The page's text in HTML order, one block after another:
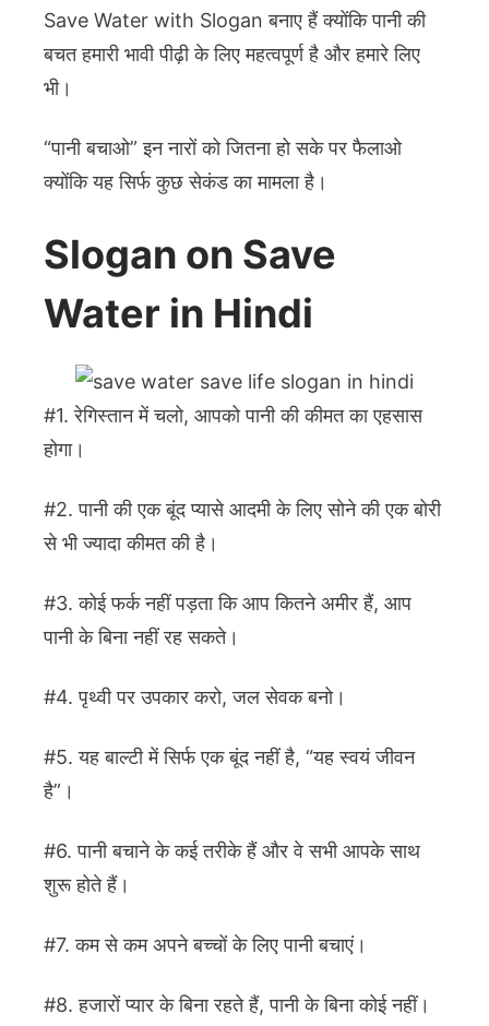
Save Water with Slogan बनाए हैं क्योंकि पानी की
बचत हमारी भावी पीढ़ी के लिए महत्वपूर्ण है और हमारे लिए
भी।
“पानी बचाओ” इन नारों को जितना हो सके पर फैलाओ
क्योंकि यह सिर्फ कुछ सेकंड का मामला है।
Slogan on Save
Water in Hindi
#1. रेगिस्तान में चलो, आपको पानी की कीमत का एहसास
होगा।
#2. पानी की एक बूंद प्यासे आदमी के लिए सोने की एक बोरी
से भी ज्यादा कीमत की है।
#3. कोई फर्क नहीं पड़ता कि आप कितने अमीर हैं, आप
पानी के बिना नहीं रह सकते।
#4. पृथ्वी पर उपकार करो, जल सेवक बनो।
#5. यह बाल्टी में सिर्फ एक बूंद नहीं है, “यह स्वयं जीवन
है”।
#6. पानी बचाने के कई तरीके हैं और वे सभी आपके साथ
शुरू होते हैं।
#7. कम से कम अपने बच्चों के लिए पानी बचाएं।
#8. हजारों प्यार के बिना रहते हैं, पानी के बिना कोई नहीं।